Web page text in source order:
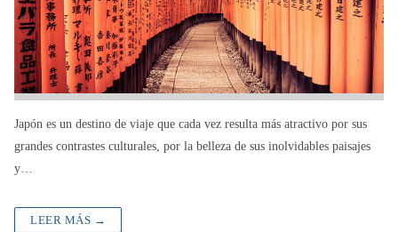
Japón es un destino de viaje que cada vez resulta más atractivo por sus
grandes contrastes culturales, por la belleza de sus inolvidables paisajes
y…
LEER MÁS →